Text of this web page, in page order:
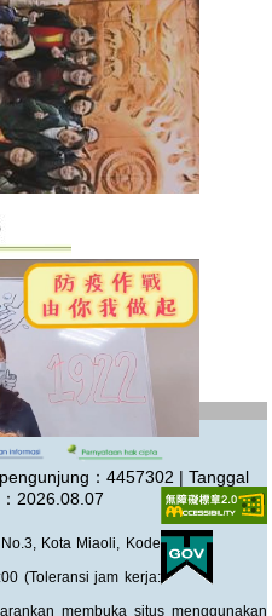
： 4457302 | Tanggal
2026.08.07
Kota Miaoli, Kode
(Toleransi jam kerja:
membuka situs menggunakan